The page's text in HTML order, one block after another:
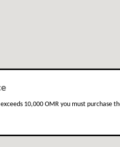
10,000 OMR you must purchase